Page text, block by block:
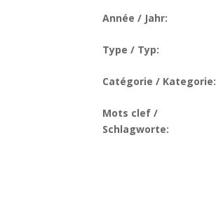
Année / Jahr:
Type / Typ:
Catégorie / Kategorie:
Mots clef /
Schlagworte: